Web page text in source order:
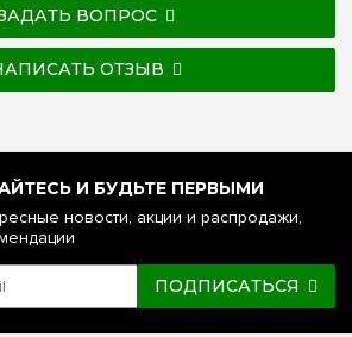
ВОПРОС
ОТЗЫВ
И БУДЬТЕ ПЕРВЫМИ
новости, акции и распродажи,
ПОДПИСАТЬСЯ